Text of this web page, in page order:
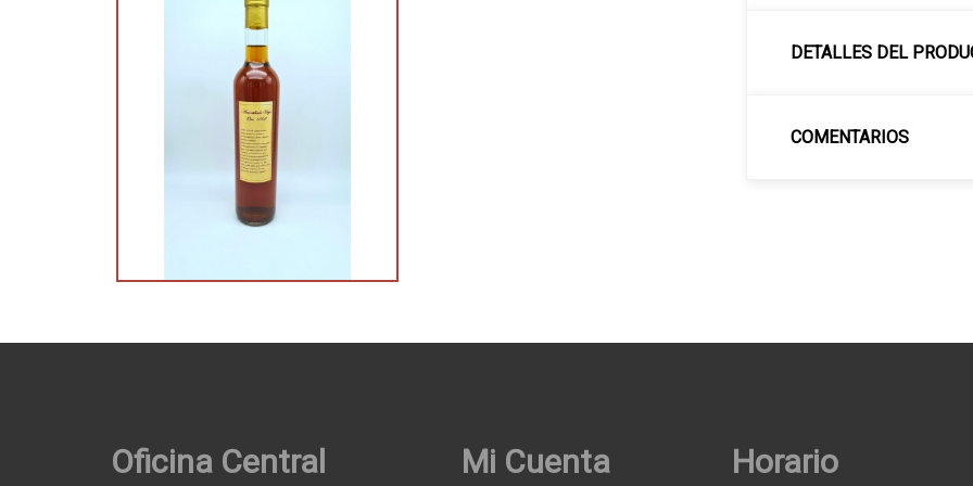
DETALLES DEL
COMENTARIOS
Oficina Central Mi Cuenta Horario